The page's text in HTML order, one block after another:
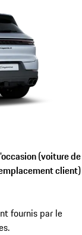
(voiture de
client)
fournis par le